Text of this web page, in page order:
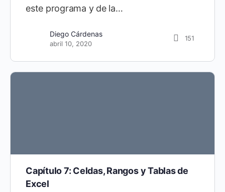
este programa y de la…
Diego Cárdenas
abril 10, 2020
151
Capítulo 7: Celdas, Rangos y Tablas de
Excel